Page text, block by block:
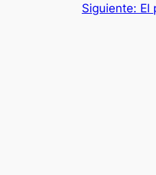
Siguiente: El